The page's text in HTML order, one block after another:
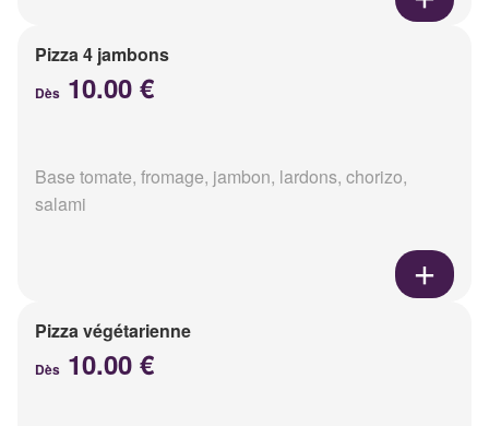
Pizza 4 jambons
Dès 10.00 €
Base tomate, fromage, jambon, lardons, chorizo,
salami
Pizza végétarienne
Dès 10.00 €